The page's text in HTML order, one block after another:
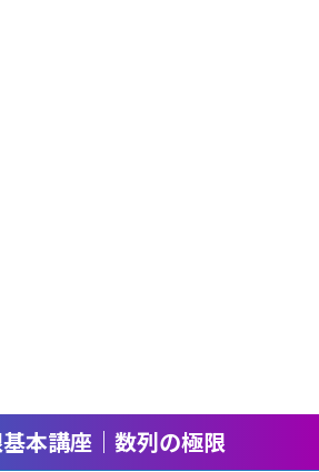
本講座｜数列の極限